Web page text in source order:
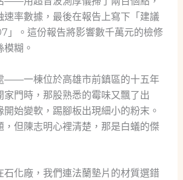
速率數據，最後在報告上寫下「建議
」。這份報告將影響數千萬元的檢修
糊。
——一棟位於高雄市前鎮區的十五年
門時，那股熟悉的霉味又飄了出
開始變軟，踢腳板出現細小的粉末。
，但陳志明心裡清楚，那是白蟻的傑
石化廠，我們連法蘭墊片的材質選錯